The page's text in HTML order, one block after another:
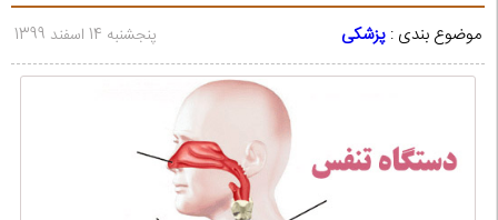
موضوع بندی : پزشکی پنجشنبه 14 اسفند 1399